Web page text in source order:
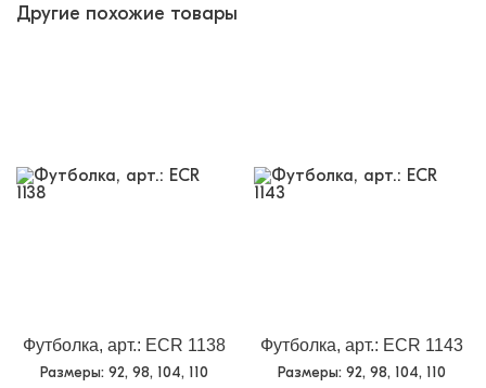
горловина притачена, выполнена из отдельного
Другие похожие товары
Футболка, арт.: ECR 1138
Размеры: 92, 98, 104, 110
Футболка, арт.: ECR 1143
Размеры: 92, 98, 104, 110